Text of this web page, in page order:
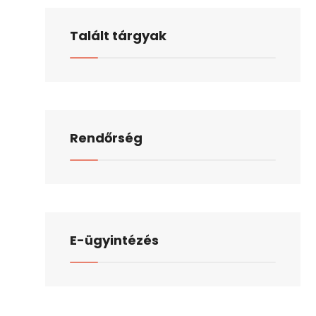
Talált tárgyak
Rendőrség
E-ügyintézés